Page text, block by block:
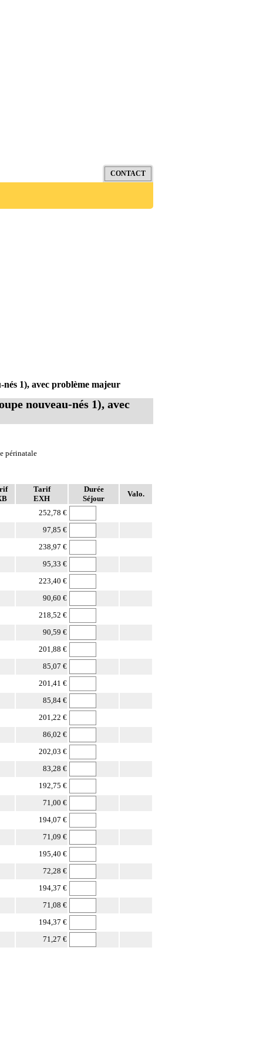
Tarif
EXH
Durée
Séjour
Valo.
252,78 €
97,85 €
238,97 €
95,33 €
223,40 €
90,60 €
218,52 €
90,59 €
201,88 €
85,07 €
201,41 €
85,84 €
201,22 €
86,02 €
202,03 €
83,28 €
192,75 €
71,00 €
194,07 €
71,09 €
195,40 €
72,28 €
194,37 €
71,08 €
194,37 €
71,27 €
nés 1), avec problème majeur
nouveau-nés 1), avec
périnatale